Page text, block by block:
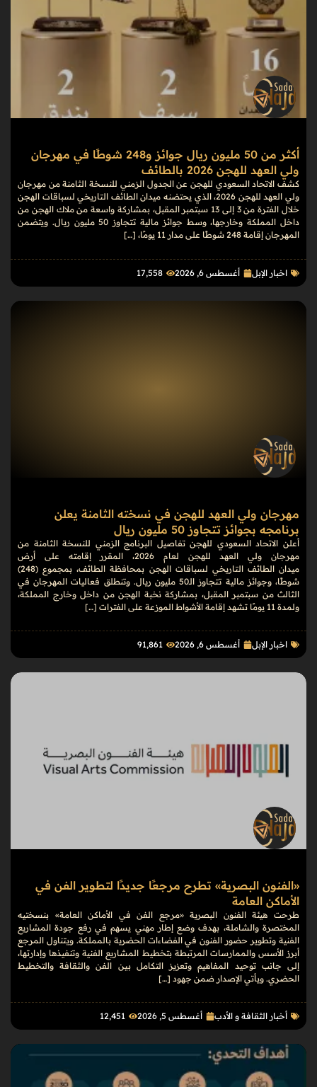
أكثر من 50 مليون ريال جوائز و248 شوطًا في مهرجان
ولي العهد للهجن 2026 بالطائف
كشف الاتحاد السعودي للهجن عن الجدول الزمني للنسخة الثامنة من مهرجان
ولي العهد للهجن 2026، الذي يحتضنه ميدان الطائف التاريخي لسباقات الهجن
خلال الفترة من 3 إلى 13 سبتمبر المقبل، بمشاركة واسعة من ملاك الهجن من
داخل المملكة وخارجها، وسط جوائز مالية تتجاوز 50 مليون ريال. ويتضمن
المهرجان إقامة 248 شوطًا على مدار 11 يومًا، […]
اخبار الإبل أغسطس 6, 2026 17٬558
مهرجان ولي العهد للهجن في نسخته الثامنة يعلن
برنامجه بجوائز تتجاوز 50 مليون ريال
أعلن الاتحاد السعودي للهجن تفاصيل البرنامج الزمني للنسخة الثامنة من
مهرجان ولي العهد للهجن لعام 2026، المقرر إقامته على أرض
ميدان الطائف التاريخي لسباقات الهجن بمحافظة الطائف، بمجموع (248)
شوطًا، وجوائز مالية تتجاوز الـ50 مليون ريال. وتنطلق فعاليات المهرجان في
الثالث من سبتمبر المقبل، بمشاركة نخبة الهجن من داخل وخارج المملكة،
ولمدة 11 يومًا تشهد إقامة الأشواط الموزعة على الفترات […]
اخبار الإبل أغسطس 6, 2026 91٬861
«الفنون البصرية» تطرح مرجعًا جديدًا لتطوير الفن في
الأماكن العامة
طرحت هيئة الفنون البصرية «مرجع الفن في الأماكن العامة» بنسختيه
المختصرة والشاملة، بهدف وضع إطار مهني يسهم في رفع جودة المشاريع
الفنية وتطوير حضور الفنون في الفضاءات الحضرية بالمملكة. ويتناول المرجع
أبرز الأسس والممارسات المرتبطة بتخطيط المشاريع الفنية وتنفيذها وإدارتها،
إلى جانب توحيد المفاهيم وتعزيز التكامل بين الفن والثقافة والتخطيط
الحضري. ويأتي الإصدار ضمن جهود […]
أخبار الثقافة و الأدب أغسطس 5, 2026 12٬451